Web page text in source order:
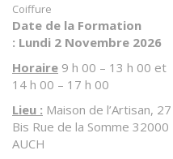
Coiffure
Date de la Formation
: Lundi 2 Novembre 2026
Horaire 9 h 00 – 13 h 00 et
14 h 00 – 17 h 00
Lieu : Maison de l’Artisan, 27
Bis Rue de la Somme 32000
AUCH